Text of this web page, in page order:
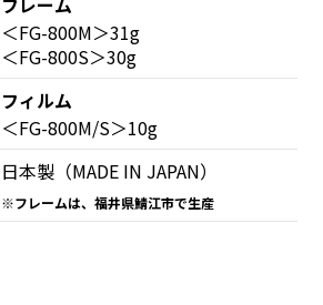
＜FG-800M＞31g
＜FG-800S＞30g
フィルム
＜FG-800M/S＞10g
日本製 （MADE IN JAPAN）
※フレームは、福井県鯖江市で生産